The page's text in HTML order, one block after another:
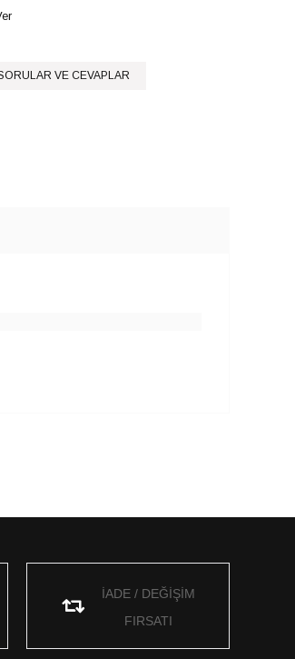
VE CEVAPLAR
İADE / DEĞİŞİM
FIRSATI